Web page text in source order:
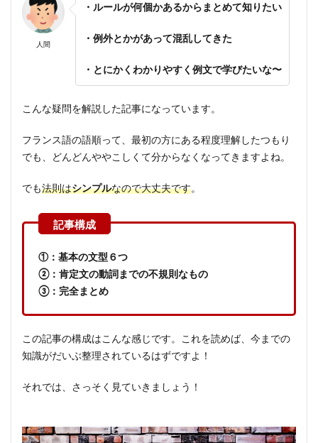
人間
・ルールが何個かあるからまとめて知りたい
・例外とかがあって混乱してきた
・とにかくわかりやすく例文で学びたいな〜
こんな疑問を解説した記事になっています。
フランス語の語順って、最初の方にある程度理解したつもり
でも、どんどんややこしくて分からなくなってきますよね。
でも法則はシンプルなので大丈夫です。
①：基本の文型６つ
②：肯定文の動詞までの不規則なもの
③：完全まとめ
この記事の構成はこんな感じです。これを読めば、今までの
知識がだいぶ整理されているはずですよ！
それでは、さっそく見ていきましょう！